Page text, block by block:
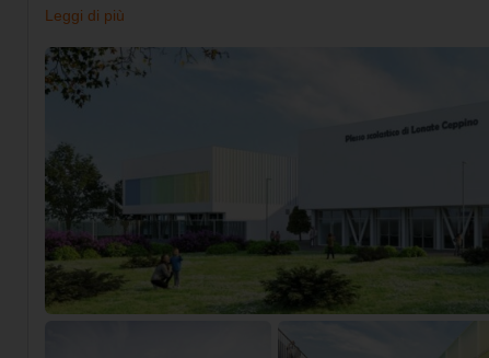
Leggi di più